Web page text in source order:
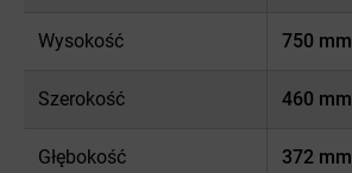
Wysokość 750 mm
Szerokość 460 mm
Głębokość 372 mm